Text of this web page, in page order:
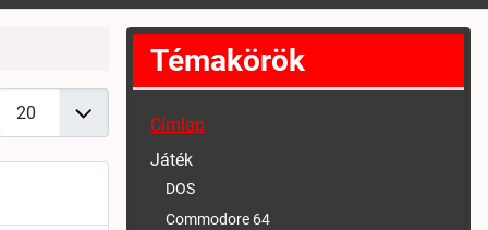
Témakörök
Címlap
Játék
DOS
Commodore 64